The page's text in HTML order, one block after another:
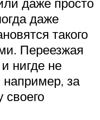
даже
такого
Переезжая
нигде не
например, за
своего